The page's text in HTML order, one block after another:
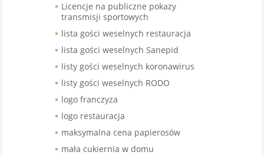
Licencje na publiczne pokazy
transmisji sportowych
lista gości weselnych restauracja
lista gości weselnych Sanepid
listy gości weselnych koronawirus
listy gości weselnych RODO
logo franczyza
logo restauracja
maksymalna cena papierosów
mała cukiernia w domu